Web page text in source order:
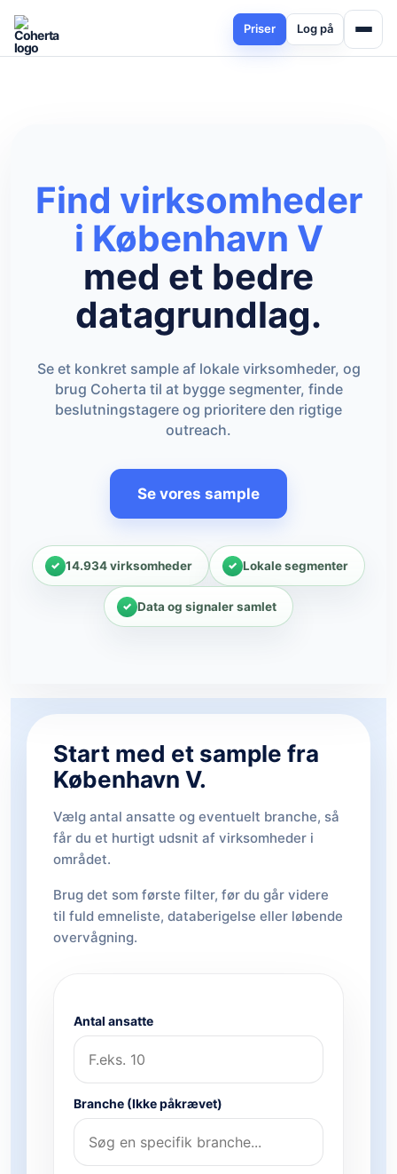
Priser Log på
Find virksomheder
i København V
med et bedre
datagrundlag.
Se et konkret sample af lokale virksomheder, og
brug Coherta til at bygge segmenter, finde
beslutningstagere og prioritere den rigtige
outreach.
Se vores sample
14.934 virksomheder Lokale segmenter
Data og signaler samlet
Start med et sample fra
København V.
Vælg antal ansatte og eventuelt branche, så
får du et hurtigt udsnit af virksomheder i
området.
Brug det som første filter, før du går videre
til fuld emneliste, databerigelse eller løbende
overvågning.
Antal ansatte
Branche (Ikke påkrævet)